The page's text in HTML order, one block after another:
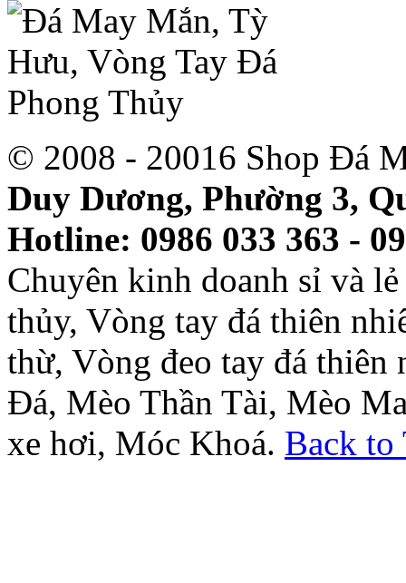
© 2008 - 20016 Shop Đá
Duy Dương, Phường 3,
Hotline: 0986 033 363 -
Chuyên kinh doanh sỉ và
thủy, Vòng tay đá thiên
thừ, Vòng đeo tay đá thiên
Đá, Mèo Thần Tài, Mèo
xe hơi, Móc Khoá. Back to